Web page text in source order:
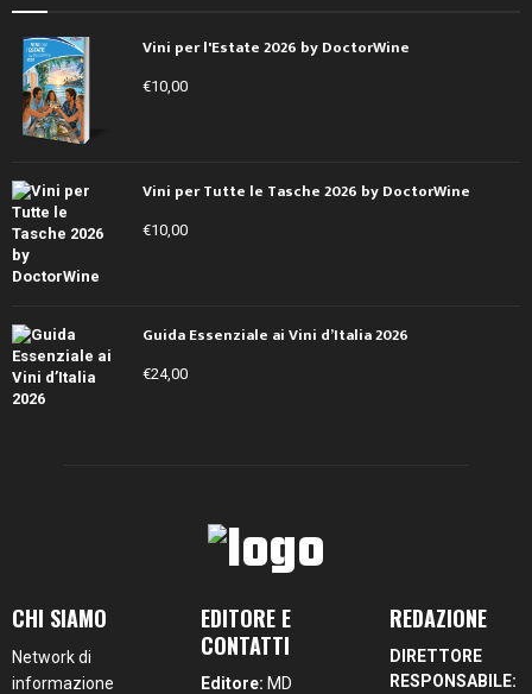
Vini per l'Estate 2026 by DoctorWine
€10,00
Vini per Tutte le Tasche 2026 by DoctorWine
€10,00
Guida Essenziale ai Vini d’Italia 2026
€24,00
CHI SIAMO
Network di
informazione
EDITORE E
CONTATTI
Editore: MD
REDAZIONE
DIRETTORE
RESPONSABILE: